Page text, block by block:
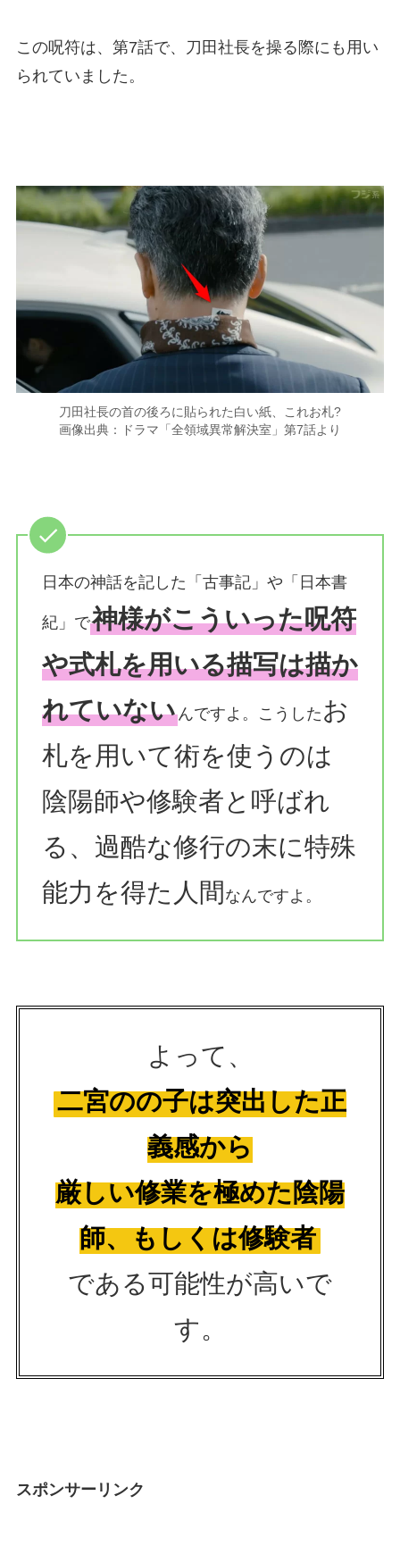
この呪符は、第7話で、刀田社長を操る際にも用い
られていました。
刀田社長の首の後ろに貼られた白い紙、これお札?
画像出典：ドラマ「全領域異常解決室」第7話より
日本の神話を記した「古事記」や「日本書
紀」で神様がこういった呪符
や式札を用いる描写は描か
れていないんですよ。こうした お
札を用いて術を使うのは
陰陽師や修験者と呼ばれ
る、過酷な修行の末に特殊
能力を得た人間 なんですよ。
よって、
二宮のの子は突出した正
義感から
厳しい修業を極めた陰陽
師、もしくは修験者
である可能性が高いで
す。
スポンサーリンク